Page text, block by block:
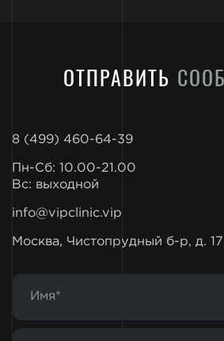
ОТПРАВИТЬ
8 (499) 460-64-39
Пн-Сб: 10.00-21.00
Вс: выходной
info@vipclinic.vip
Москва, Чистопрудный б-р, д. 17,